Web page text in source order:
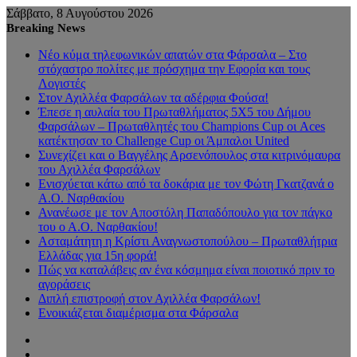
Σάββατο, 8 Αυγούστου 2026
Breaking News
Νέο κύμα τηλεφωνικών απατών στα Φάρσαλα – Στο
στόχαστρο πολίτες με πρόσχημα την Εφορία και τους
Λογιστές
Στον Αχιλλέα Φαρσάλων τα αδέρφια Φούσα!
Έπεσε η αυλαία του Πρωταθλήματος 5Χ5 του Δήμου
Φαρσάλων – Πρωταθλητές του Champions Cup οι Aces
κατέκτησαν το Challenge Cup οι Άμπαλοι United
Συνεχίζει και ο Βαγγέλης Αρσενόπουλος στα κιτρινόμαυρα
του Αχιλλέα Φαρσάλων
Ενισχύεται κάτω από τα δοκάρια με τον Φώτη Γκατζανά ο
Α.Ο. Ναρθακίου
Ανανέωσε με τον Αποστόλη Παπαδόπουλο για τον πάγκο
του ο Α.Ο. Ναρθακίου!
Ασταμάτητη η Κρίστι Αναγνωστοπούλου – Πρωταθλήτρια
Ελλάδας για 15η φορά!
Πώς να καταλάβεις αν ένα κόσμημα είναι ποιοτικό πριν το
αγοράσεις
Διπλή επιστροφή στον Αχιλλέα Φαρσάλων!
Ενοικιάζεται διαμέρισμα στα Φάρσαλα